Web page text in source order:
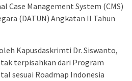
Case Management System (CMS)
(DATUN) Angkatan II Tahun
Kapusdaskrimti Dr. Siswanto,
terpisahkan dari Program
sesuai Roadmap Indonesia